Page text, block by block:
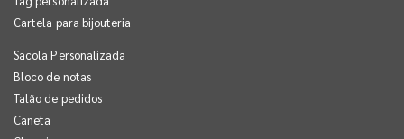
Cartela para bijouteria
Sacola Personalizada
Bloco de notas
Talão de pedidos
Caneta